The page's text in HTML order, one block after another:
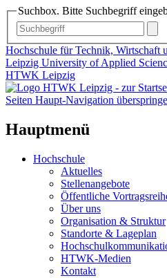
Suchbox. Bitte Suchbegriff
Hochschule für Technik, Wirtschaft
Leipzig University of Applied
HTWK Leipzig
Seiten Haupt-Navigation
Hauptmenü
Hochschule
Aktuelles
Stellenangebote
Öffentliche
Über uns
Organisation & Struktur
Standorte & Lageplan
HTWK-Medien
Kontakt